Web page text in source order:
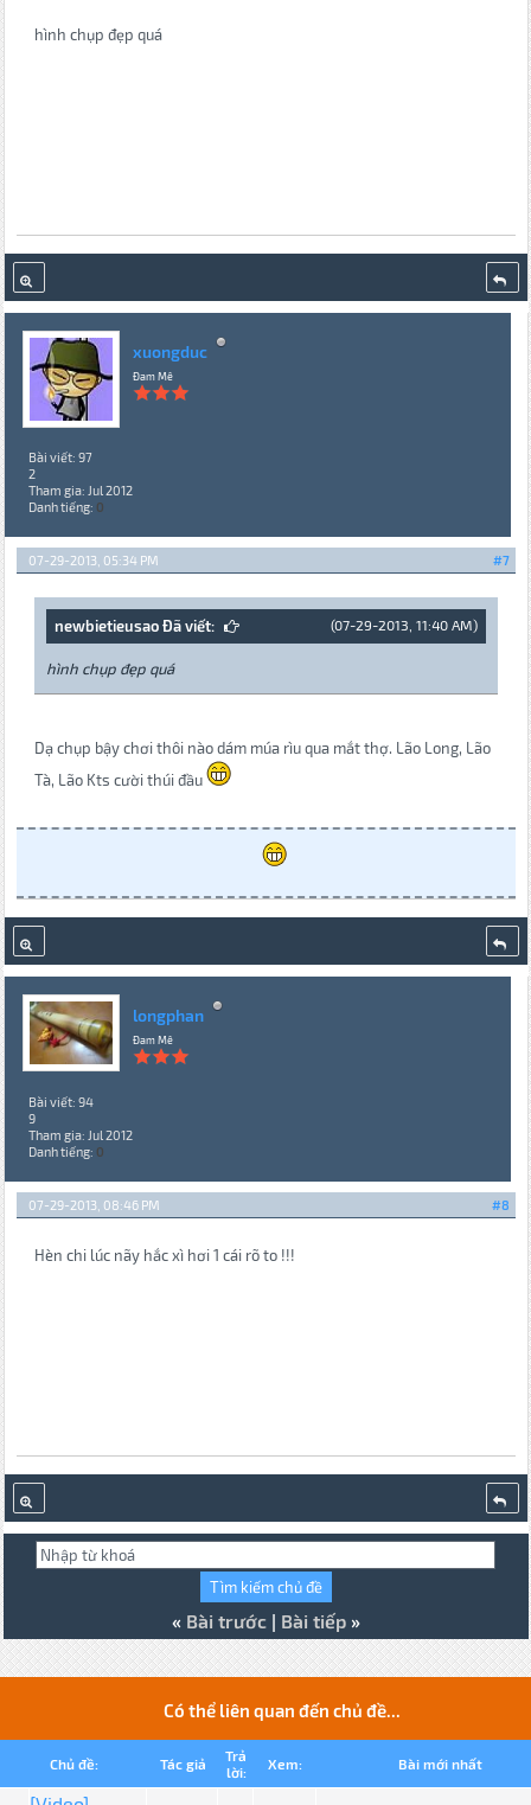
hình chụp đẹp quá
xuongduc
Đam Mê
Bài viết: 97
2
Tham gia: Jul 2012
Danh tiếng: 0
#7
07-29-2013, 05:34 PM
(07-29-2013, 11:40 AM)
newbietieusao Đã viết:
hình chụp đẹp quá
Dạ chụp bậy chơi thôi nào dám múa rìu qua mắt thợ. Lão Long, Lão
Tà, Lão Kts cười thúi đầu
longphan
Đam Mê
Bài viết: 94
9
Tham gia: Jul 2012
Danh tiếng: 0
#8
07-29-2013, 08:46 PM
Hèn chi lúc nãy hắc xì hơi 1 cái rõ to !!!
« Bài trước| Bài tiếp»
Có thể liên quan đến chủ đề...
Chủ đề: Tác giả
Trả
lời:
Xem: Bài mới nhất